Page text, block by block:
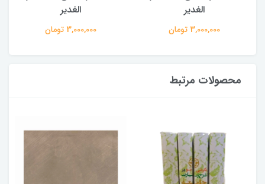
الغدیر
3,000,000 تومان
الغدیر
3,000,000 تومان
محصولات مرتبط